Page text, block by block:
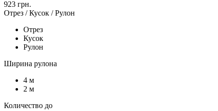
923 грн.
Отрез / Кусок / Рулон
Отрез
Кусок
Рулон
Ширина рулона
4 м
2 м
Количество до